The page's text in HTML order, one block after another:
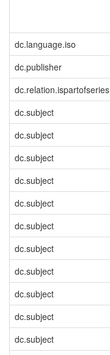
dc.language.iso
dc.publisher
dc.relation.ispartofseries
dc.subject
dc.subject
dc.subject
dc.subject
dc.subject
dc.subject
dc.subject
dc.subject
dc.subject
dc.subject
dc.subject